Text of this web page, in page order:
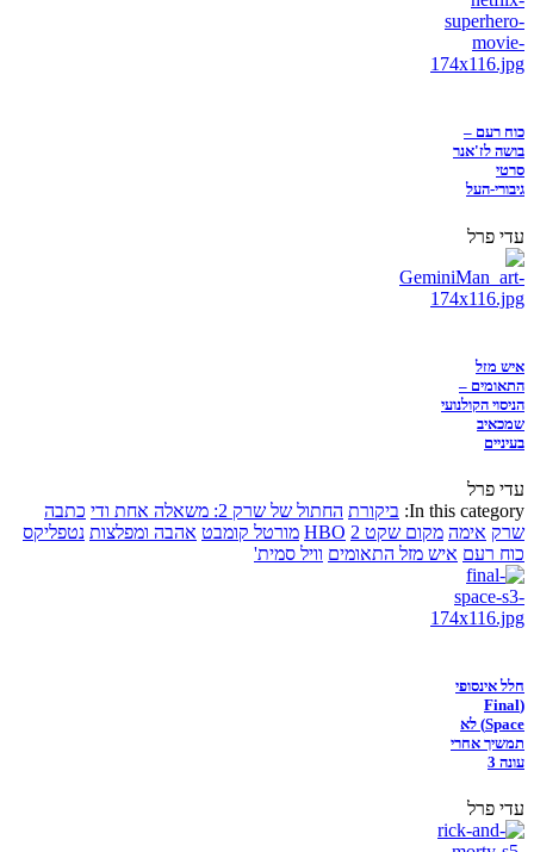
כוח רעם –
בושה לז'אנר
סרטי
גיבורי-העל
עדי פרל
איש מזל
התאומים –
הניסוי הקולנועי
שמכאיב
בעיניים
עדי פרל
In this category: ביקורת החתול של שרק 2: משאלה אחת ודי
כתבה
שרק אימה מקום שקט 2 HBO מורטל קומבט אהבה ומפלצות נטפליקס
כוח רעם איש מזל התאומים וויל סמית'
חלל אינסופי
(Final
Space) לא
תמשיך אחרי
עונה 3
עדי פרל